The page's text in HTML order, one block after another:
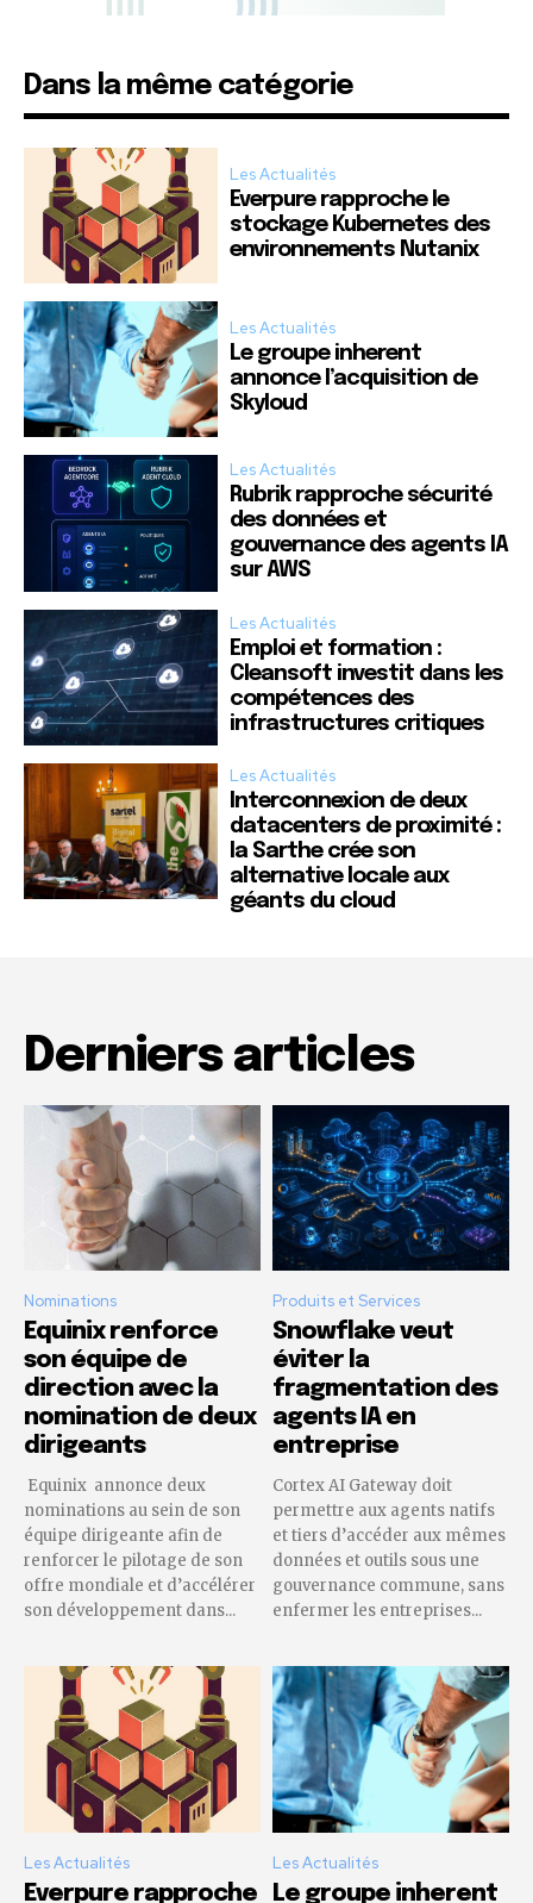
Dans la même catégorie
Les Actualités
Everpure rapproche le
stockage Kubernetes des
environnements Nutanix
Les Actualités
Le groupe inherent
annonce l’acquisition de
Skyloud
Les Actualités
Rubrik rapproche sécurité
des données et
gouvernance des agents IA
sur AWS
Les Actualités
Emploi et formation :
Cleansoft investit dans les
compétences des
infrastructures critiques
Les Actualités
Interconnexion de deux
datacenters de proximité :
la Sarthe crée son
alternative locale aux
géants du cloud
Derniers articles
Nominations
Equinix renforce
son équipe de
direction avec la
nomination de deux
dirigeants
Equinix annonce deux
nominations au sein de son
équipe dirigeante afin de
renforcer le pilotage de son
offre mondiale et d’accélérer
son développement dans...
Produits et Services
Snowflake veut
éviter la
fragmentation des
agents IA en
entreprise
Cortex AI Gateway doit
permettre aux agents natifs
et tiers d’accéder aux mêmes
données et outils sous une
gouvernance commune, sans
enfermer les entreprises...
Les Actualités
Everpure rapproche
Les Actualités
Le groupe inherent